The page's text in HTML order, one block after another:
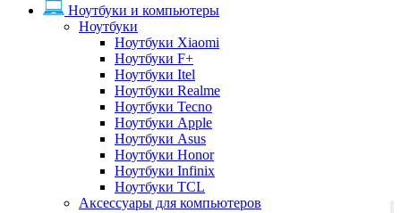
Ноутбуки и компьютеры
Ноутбуки
Ноутбуки Xiaomi
Ноутбуки F+
Ноутбуки Itel
Ноутбуки Realme
Ноутбуки Tecno
Ноутбуки Apple
Ноутбуки Asus
Ноутбуки Honor
Ноутбуки Infinix
Ноутбуки TCL
Аксессуары для компьютеров